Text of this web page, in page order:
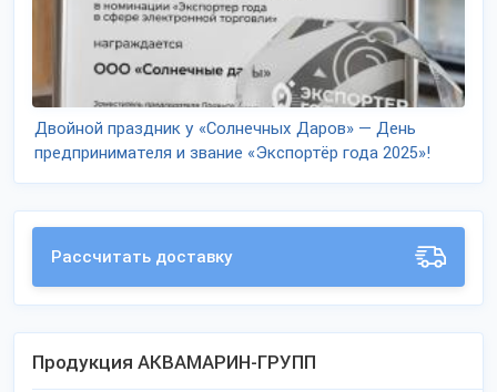
Двойной праздник у «Солнечных Даров» — День
предпринимателя и звание «Экспортёр года 2025»!
Рассчитать доставку
Продукция АКВАМАРИН-ГРУПП